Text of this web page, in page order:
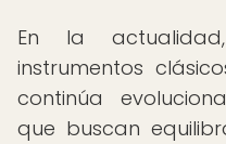
En la
instrumentos
continúa
que buscan